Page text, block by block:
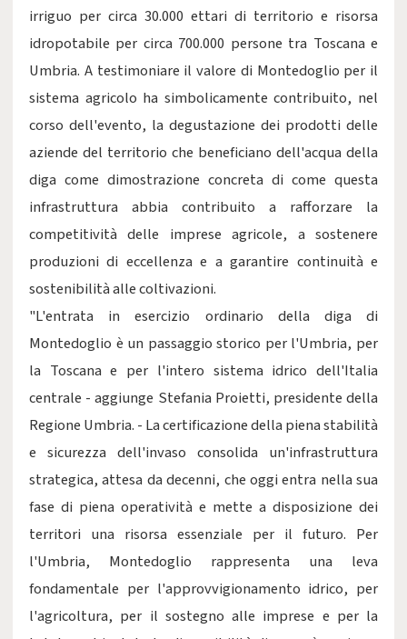
irriguo per circa 30.000 ettari di territorio e risorsa
idropotabile per circa 700.000 persone tra Toscana e
Umbria. A testimoniare il valore di Montedoglio per il
sistema agricolo ha simbolicamente contribuito, nel
corso dell'evento, la degustazione dei prodotti delle
aziende del territorio che beneficiano dell'acqua della
diga come dimostrazione concreta di come questa
infrastruttura abbia contribuito a rafforzare la
competitività delle imprese agricole, a sostenere
produzioni di eccellenza e a garantire continuità e
sostenibilità alle coltivazioni.
"L'entrata in esercizio ordinario della diga di
Montedoglio è un passaggio storico per l'Umbria, per
la Toscana e per l'intero sistema idrico dell'Italia
centrale - aggiunge Stefania Proietti, presidente della
Regione Umbria. - La certificazione della piena stabilità
e sicurezza dell'invaso consolida un'infrastruttura
strategica, attesa da decenni, che oggi entra nella sua
fase di piena operatività e mette a disposizione dei
territori una risorsa essenziale per il futuro. Per
l'Umbria, Montedoglio rappresenta una leva
fondamentale per l'approvvigionamento idrico, per
l'agricoltura, per il sostegno alle imprese e per la